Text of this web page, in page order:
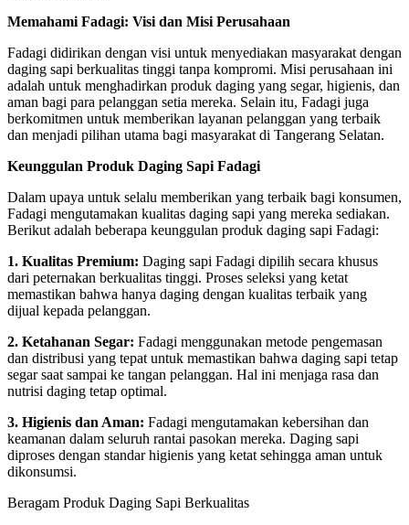
Memahami Fadagi: Visi dan Misi Perusahaan
Fadagi didirikan dengan visi untuk menyediakan masyarakat dengan
daging sapi berkualitas tinggi tanpa kompromi. Misi perusahaan ini
adalah untuk menghadirkan produk daging yang segar, higienis, dan
aman bagi para pelanggan setia mereka. Selain itu, Fadagi juga
berkomitmen untuk memberikan layanan pelanggan yang terbaik
dan menjadi pilihan utama bagi masyarakat di Tangerang Selatan.
Keunggulan Produk Daging Sapi Fadagi
Dalam upaya untuk selalu memberikan yang terbaik bagi konsumen,
Fadagi mengutamakan kualitas daging sapi yang mereka sediakan.
Berikut adalah beberapa keunggulan produk daging sapi Fadagi:
1. Kualitas Premium: Daging sapi Fadagi dipilih secara khusus
dari peternakan berkualitas tinggi. Proses seleksi yang ketat
memastikan bahwa hanya daging dengan kualitas terbaik yang
dijual kepada pelanggan.
2. Ketahanan Segar: Fadagi menggunakan metode pengemasan
dan distribusi yang tepat untuk memastikan bahwa daging sapi tetap
segar saat sampai ke tangan pelanggan. Hal ini menjaga rasa dan
nutrisi daging tetap optimal.
3. Higienis dan Aman: Fadagi mengutamakan kebersihan dan
keamanan dalam seluruh rantai pasokan mereka. Daging sapi
diproses dengan standar higienis yang ketat sehingga aman untuk
dikonsumsi.
Beragam Produk Daging Sapi Berkualitas